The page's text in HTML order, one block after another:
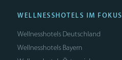
WELLNESSHOTELS IM FOKUS
Wellnesshotels Deutschland
Wellnesshotels Bayern